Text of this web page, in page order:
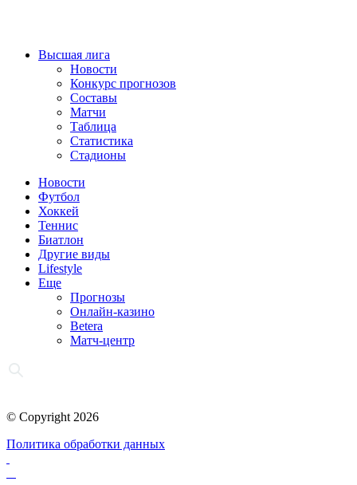
Высшая лига
Новости
Конкурс прогнозов
Составы
Матчи
Таблица
Статистика
Стадионы
Новости
Футбол
Хоккей
Теннис
Биатлон
Другие виды
Lifestyle
Еще
Прогнозы
Онлайн-казино
Betera
Матч-центр
© Copyright 2026
Политика обработки данных